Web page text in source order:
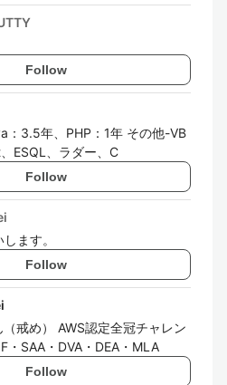
Follow
：3.5年、PHP：1年 その他-VB
ESQL、ラダー、C
Follow
ます。
Follow
戒め） AWS認定全冠チャレン
・SAA・DVA・DEA・MLA
Follow